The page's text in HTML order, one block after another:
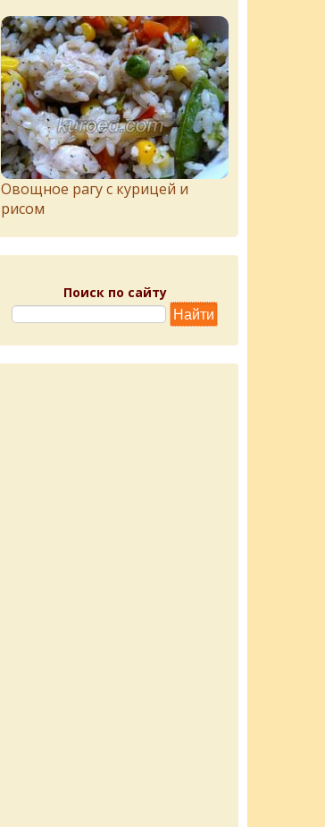
Овощное рагу с курицей и
рисом
Поиск по сайту